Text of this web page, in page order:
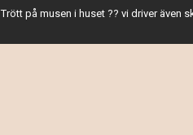
Trött på musen i huset ?? vi driver även